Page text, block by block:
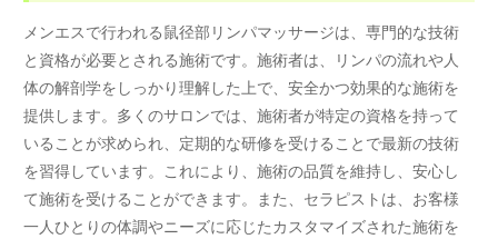
メンエスで行われる鼠径部リンパマッサージは、専門的な技術
と資格が必要とされる施術です。施術者は、リンパの流れや人
体の解剖学をしっかり理解した上で、安全かつ効果的な施術を
提供します。多くのサロンでは、施術者が特定の資格を持って
いることが求められ、定期的な研修を受けることで最新の技術
を習得しています。これにより、施術の品質を維持し、安心し
て施術を受けることができます。また、セラピストは、お客様
一人ひとりの体調やニーズに応じたカスタマイズされた施術を